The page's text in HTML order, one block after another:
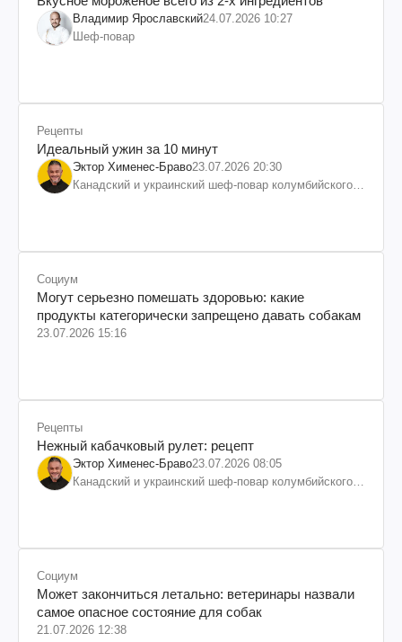
Владимир Ярославский24.07.2026 10:27
Шеф-повар
Рецепты
Идеальный ужин за 10 минут
Эктор Хименес-Браво23.07.2026 20:30
Канадский и украинский шеф-повар колумбийского
Социум
Могут серьезно помешать здоровью: какие
продукты категорически запрещено давать собакам
23.07.2026 15:16
Рецепты
Нежный кабачковый рулет: рецепт
Эктор Хименес-Браво23.07.2026 08:05
Канадский и украинский шеф-повар колумбийского
Социум
Может закончиться летально: ветеринары назвали
самое опасное состояние для собак
21.07.2026 12:38